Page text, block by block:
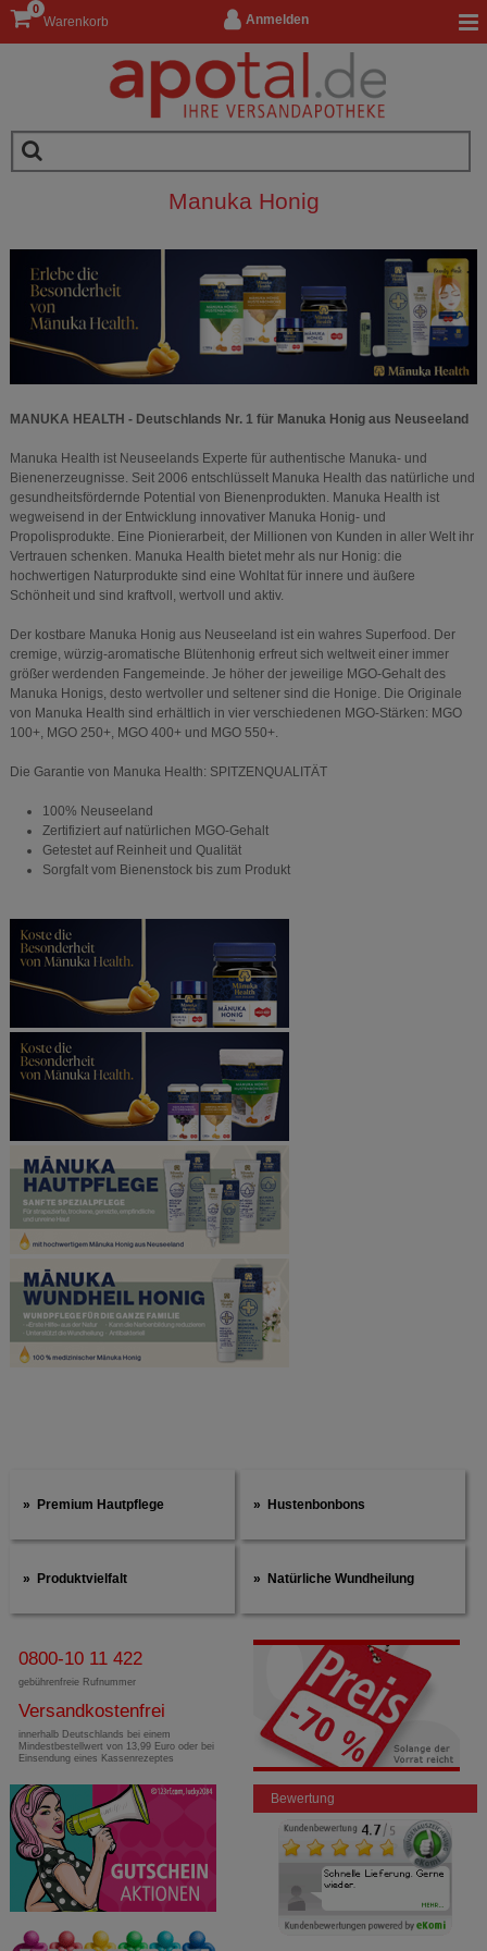
Anmelden
Warenkorb
0
Manuka Honig
MANUKA HEALTH - Deutschlands Nr. 1 für Manuka Honig aus Neuseeland
Manuka Health ist Neuseelands Experte für authentische Manuka- und
Bienenerzeugnisse. Seit 2006 entschlüsselt Manuka Health das natürliche und
gesundheitsfördernde Potential von Bienenprodukten. Manuka Health ist
wegweisend in der Entwicklung innovativer Manuka Honig- und
Propolisprodukte. Eine Pionierarbeit, der Millionen von Kunden in aller Welt ihr
Vertrauen schenken. Manuka Health bietet mehr als nur Honig: die
hochwertigen Naturprodukte sind eine Wohltat für innere und äußere
Schönheit und sind kraftvoll, wertvoll und aktiv.
Der kostbare Manuka Honig aus Neuseeland ist ein wahres Superfood. Der
cremige, würzig-aromatische Blütenhonig erfreut sich weltweit einer immer
größer werdenden Fangemeinde. Je höher der jeweilige MGO-Gehalt des
Manuka Honigs, desto wertvoller und seltener sind die Honige. Die Originale
von Manuka Health sind erhältlich in vier verschiedenen MGO-Stärken: MGO
100+, MGO 250+, MGO 400+ und MGO 550+.
Die Garantie von Manuka Health: SPITZENQUALITÄT
100% Neuseeland
Zertifiziert auf natürlichen MGO-Gehalt
Getestet auf Reinheit und Qualität
Sorgfalt vom Bienenstock bis zum Produkt
Premium Hautpflege Hustenbonbons
Produktvielfalt Natürliche Wundheilung
0800-10 11 422
gebührenfreie Rufnummer
Versandkostenfrei
innerhalb Deutschlands bei einem
Mindestbestellwert von 13,99 Euro oder bei
Einsendung eines Kassenrezeptes
Bewertung